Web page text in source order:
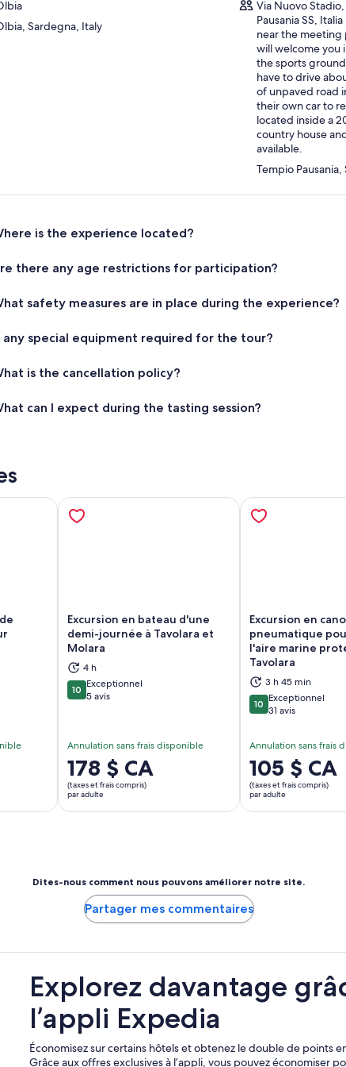
guidée commence par une courte promenade à travers le
en entrant dans la distillerie, le guide parlera du distillat de
sera suivi d’une explication du distillat de gland et de toutes les
conclusion, il y aura une séance de dégustation avec des échantillons
comprend la dégustation de trois distillats produits
de Làndhe (« gland » en sarde). La dégustation sera servie avec de
et des boissons gazeuses telles que Coca Cola et Fanta seront
Sardegna, Italy
Via Nuovo
Pausania SS,
near the
will welcome you
the sports
have to drive
of unpaved road
their own car to
located inside a
country house
available.
Tempio
is the experience located?
there any age restrictions for participation?
safety measures are in place during the experience?
any special equipment required for the tour?
is the cancellation policy?
can I expect during the tasting session?
dans un nouvel onglet
Excursion en bateau d'une
demi-journée à Tavolara et
Molara
4 h
1010 sur 10
Exceptionnel
5 avis
Annulation sans frais disponible
Le
prix
est
de 178 $ CA.
178 $ CA
(taxes et frais compris)
par adulte
S’ouvre dans un nouvel onglet
Excursion en
pneumatique
l'aire marine
Tavolara
3 h 45 min
1010 sur 10
Exceptionnel
31 avis
Annulation sans frais
Le
prix
est
de 105 $ CA.
105 $ CA
(taxes et frais compris)
par adulte
Dites-nous comment nous pouvons améliorer notre site.
Partager mes commentaires
Explorez davantage
l’appli Expedia
Économisez sur certains hôtels et obtenez le double de points
Grâce aux offres exclusives à l’appli, vous pouvez économiser